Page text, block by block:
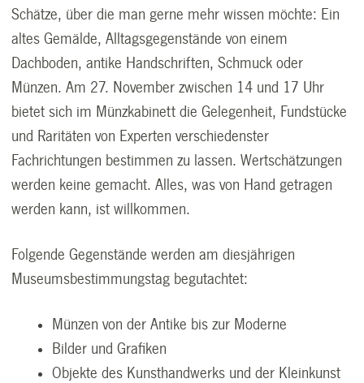
Schätze, über die man gerne mehr wissen möchte: Ein
altes Gemälde, Alltagsgegenstände von einem
Dachboden, antike Handschriften, Schmuck oder
Münzen. Am 27. November zwischen 14 und 17 Uhr
bietet sich im Münzkabinett die Gelegenheit, Fundstücke
und Raritäten von Experten verschiedenster
Fachrichtungen bestimmen zu lassen. Wertschätzungen
werden keine gemacht. Alles, was von Hand getragen
werden kann, ist willkommen.
Folgende Gegenstände werden am diesjährigen
Museumsbestimmungstag begutachtet:
Münzen von der Antike bis zur Moderne
Bilder und Grafiken
Objekte des Kunsthandwerks und der Kleinkunst